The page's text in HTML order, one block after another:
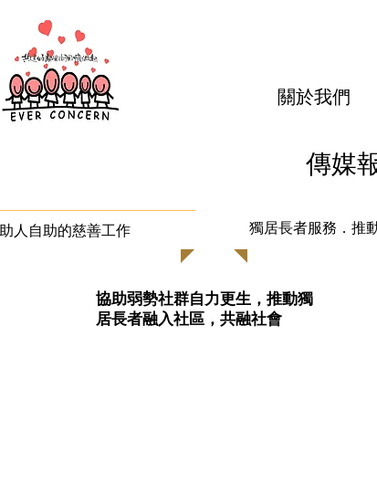
關於我們
傳媒
助人自助的慈善工作 獨居長者服務．推
協助弱勢社群自力更生，推動獨
居長者融入社區，共融社會